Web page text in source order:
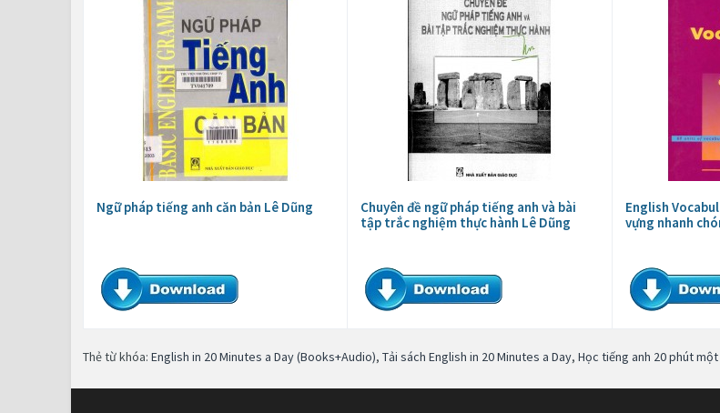
Ngữ pháp tiếng anh căn bản Lê Dũng
Chuyên đề ngữ pháp tiếng anh và bài
tập trắc nghiệm thực hành Lê Dũng
English
vựng nhanh
Thẻ từ khóa: English in 20 Minutes a Day (Books+Audio), Tải sách English in 20 Minutes a Day, Học tiếng anh 20 phút